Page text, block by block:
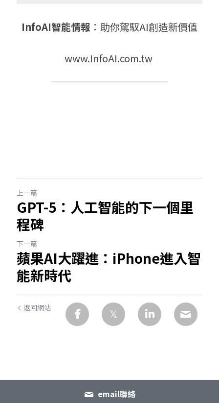
InfoAI智能情報 ：助你駕馭AI創造新價值
www.InfoAI.com.tw
上一篇
GPT-5：人工智能的下一個里
程碑
下一篇
蘋果AI大躍進：iPhone進入智
能新時代
返回網站
email聯絡